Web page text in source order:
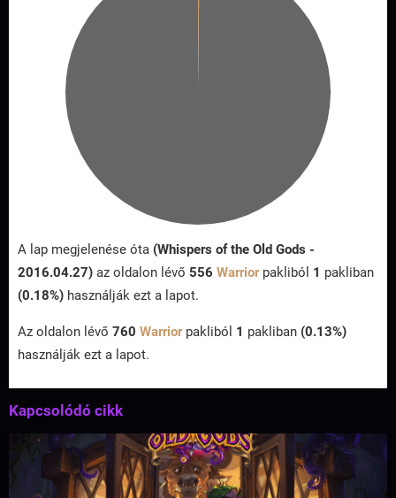
A lap megjelenése óta (Whispers of the Old Gods -
2016.04.27) az oldalon lévő 556 Warriorpakliból 1 pakliban
(0.18%) használják ezt a lapot.
Az oldalon lévő 760 Warriorpakliból 1 pakliban (0.13%)
használják ezt a lapot.
Kapcsolódó cikk